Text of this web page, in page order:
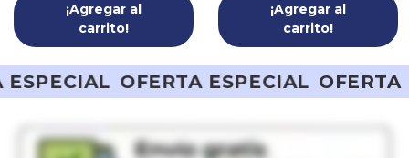
¡Agregar al
carrito!
¡Agregar al
carrito!
ESPECIAL OFERTA ESPECIAL